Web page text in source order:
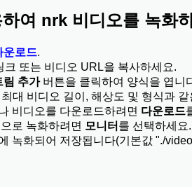
여 nrk 비디오를 녹화
운로드.
크 또는 비디오 URL을 복사하세요.
림 추가버튼을 클릭하여 양식을 엽니
대 비디오 길이, 해상도 및 형식과
비디오를 다운로드하려면 다운로드
로 녹화하려면 모니터 를 선택하세요.
녹화되어 저장됩니다(기본값 "./